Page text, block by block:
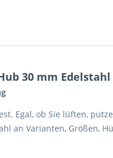
30 mm
Egal, ob Sie lüften,
an Varianten, Größen,